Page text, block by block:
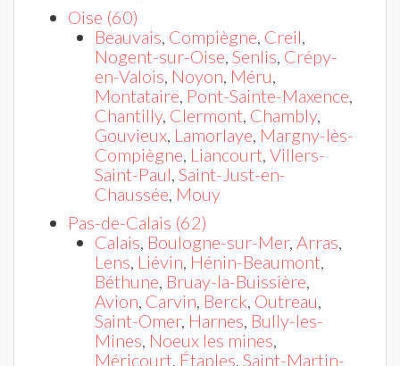
Oise (60)
Beauvais, Compiègne, Creil,
Nogent-sur-Oise, Senlis, Crépy-
en-Valois, Noyon, Méru,
Montataire, Pont-Sainte-Maxence,
Chantilly, Clermont, Chambly,
Gouvieux, Lamorlaye, Margny-lès-
Compiègne, Liancourt, Villers-
Saint-Paul, Saint-Just-en-
Chaussée, Mouy
Pas-de-Calais (62)
Calais, Boulogne-sur-Mer, Arras,
Lens, Liévin, Hénin-Beaumont,
Béthune, Bruay-la-Buissière,
Avion, Carvin, Berck, Outreau,
Saint-Omer, Harnes, Bully-les-
Mines, Noeux les mines,
Méricourt, Étaples, Saint-Martin-